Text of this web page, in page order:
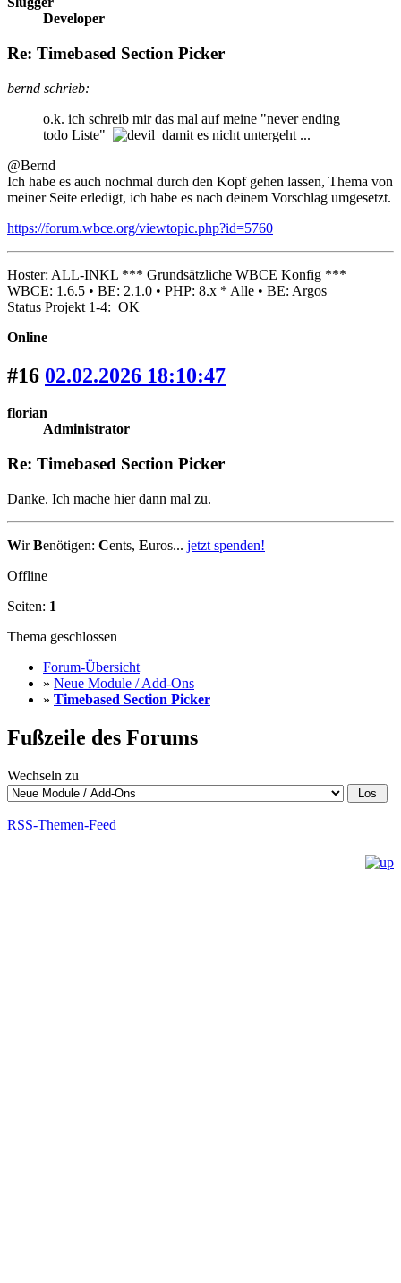
Developer
Re: Timebased Section Picker
bernd schrieb:
o.k. ich schreib mir das mal auf meine "never ending
todo Liste"
damit es nicht untergeht ...
@Bernd
Ich habe es auch nochmal durch den Kopf gehen lassen, Thema von
meiner Seite erledigt, ich habe es nach deinem Vorschlag umgesetzt.
https://forum.wbce.org/viewtopic.php?id=5760
Hoster: ALL-INKL *** Grundsätzliche WBCE Konfig ***
WBCE: 1.6.5 • BE: 2.1.0 • PHP: 8.x * Alle • BE: Argos
Status Projekt 1-4: OK
Online
#16 02.02.2026 18:10:47
florian
Administrator
Re: Timebased Section Picker
Danke. Ich mache hier dann mal zu.
WirBenötigen: Cents, Euros... jetzt spenden!
Offline
Seiten: 1
Thema geschlossen
Forum-Übersicht
» Neue Module / Add-Ons
» Timebased Section Picker
Fußzeile des Forums
Wechseln zu
RSS-Themen-Feed